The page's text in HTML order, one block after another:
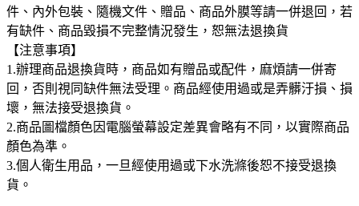
件、內外包裝、隨機文件、贈品、商品外膜等請一併退回，若
有缺件、商品毀損不完整情況發生，恕無法退換貨
【注意事項】
1.辦理商品退換貨時，商品如有贈品或配件，麻煩請一併寄
回，否則視同缺件無法受理。商品經使用過或是弄髒汙損、損
壞，無法接受退換貨。
2.商品圖檔顏色因電腦螢幕設定差異會略有不同，以實際商品
顏色為準。
3.個人衛生用品，一旦經使用過或下水洗滌後恕不接受退換
貨。